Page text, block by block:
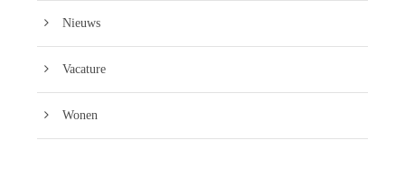
Nieuws
Vacature
Wonen